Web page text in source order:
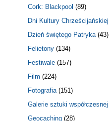
Cork: Blackpool (89)
Dni Kultury Chrześcijańskiej
Dzień świętego Patryka (43)
Felietony (134)
Festiwale (157)
Film (224)
Fotografia (151)
Galerie sztuki współczesnej
Geocaching (28)